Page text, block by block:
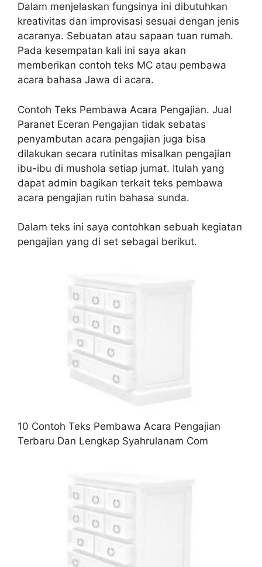
Dalam menjelaskan fungsinya ini dibutuhkan
kreativitas dan improvisasi sesuai dengan jenis
acaranya. Sebuatan atau sapaan tuan rumah.
Pada kesempatan kali ini saya akan
memberikan contoh teks MC atau pembawa
acara bahasa Jawa di acara.
Contoh Teks Pembawa Acara Pengajian. Jual
Paranet Eceran Pengajian tidak sebatas
penyambutan acara pengajian juga bisa
dilakukan secara rutinitas misalkan pengajian
ibu-ibu di mushola setiap jumat. Itulah yang
dapat admin bagikan terkait teks pembawa
acara pengajian rutin bahasa sunda.
Dalam teks ini saya contohkan sebuah kegiatan
pengajian yang di set sebagai berikut.
10 Contoh Teks Pembawa Acara Pengajian
Terbaru Dan Lengkap Syahrulanam Com